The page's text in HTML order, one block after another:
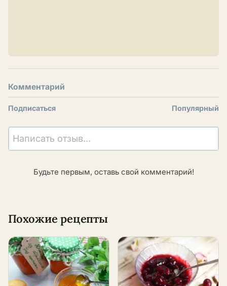
Комментарий
Подписаться Популярный
Написать отзыв...
Будьте первым, оставь свой комментарий!
Похожие рецепты